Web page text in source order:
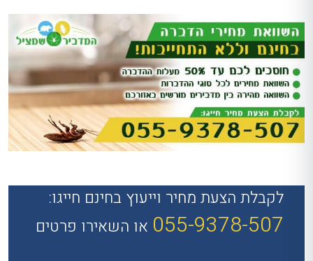
לקבלת הצעת מחיר וייעוץ בחינם חייגו:
055-9378-507 או השאירו פרטים